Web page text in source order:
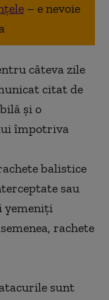
– e nevoie
câteva zile
citat de
și o
împotriva
balistice
sau
yemeniți
rachete
sunt